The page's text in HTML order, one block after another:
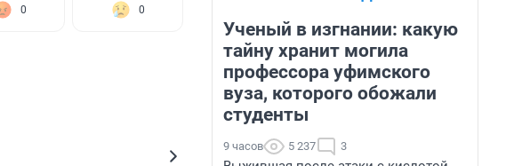
0 0
Ученый в изгнании: какую
тайну хранит могила
профессора уфимского
вуза, которого обожали
студенты
9 часов 5 237 3